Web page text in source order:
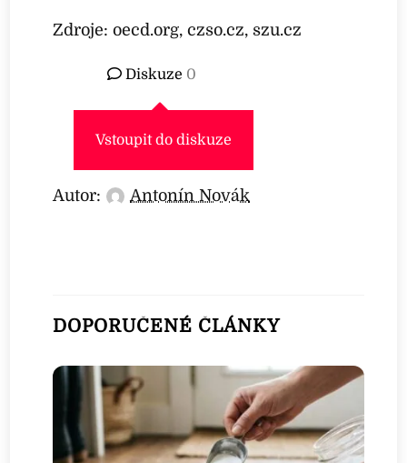
Zdroje: oecd.org, czso.cz, szu.cz
Diskuze 0
Vstoupit do diskuze
Autor: Antonín Novák
DOPORUČENÉ ČLÁNKY